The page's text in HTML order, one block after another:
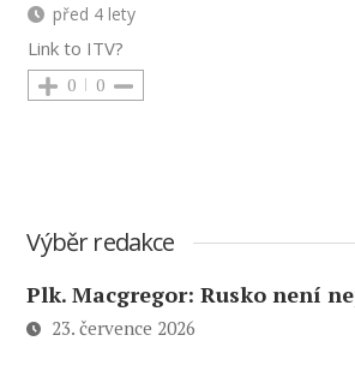
před 4 lety
Link to ITV?
0 0
Výběr redakce
Plk. Macgregor: Rusko není
23. července 2026